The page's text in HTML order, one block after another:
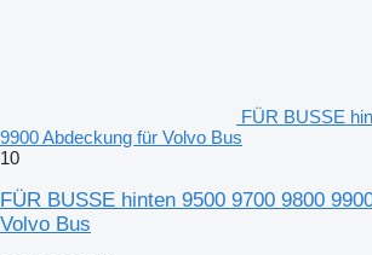
FÜR BUSSE
9900 Abdeckung für Volvo Bus
10
FÜR BUSSE hinten 9500 9700 9800
Volvo Bus